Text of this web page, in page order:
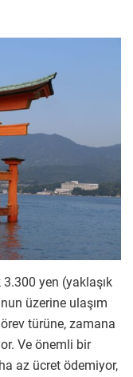
yen (yaklaşık
üzerine ulaşım
türüne, zamana
Ve önemli bir
az ücret ödemiyor,